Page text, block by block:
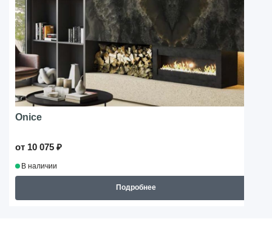
Onice
от 10 075 ₽
В наличии
Подробнее